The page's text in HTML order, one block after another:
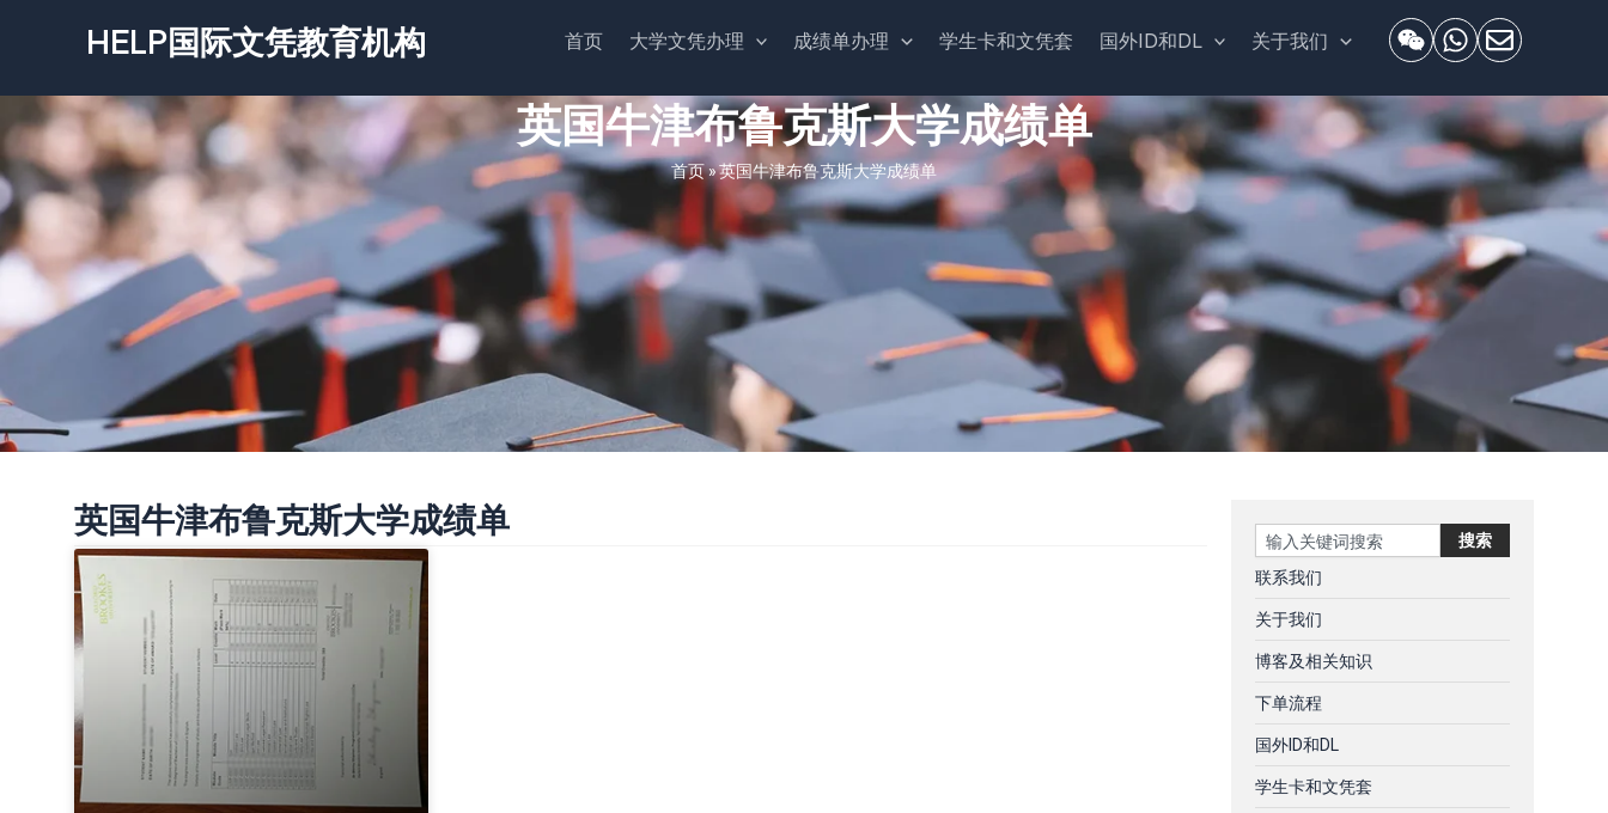
容
HELP国际文凭教育机构 首页 大学文凭办理 成绩单办理 学生卡和文凭套 国外ID和DL 关于我们
英国牛津布鲁克斯大学成绩单
首页»英国牛津布鲁克斯大学成绩单
英国牛津布鲁克斯大学成绩单 Search 搜索
联系我们
关于我们
博客及相关知识
下单流程
国外ID和DL
学生卡和文凭套